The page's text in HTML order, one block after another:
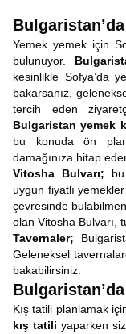
Yemek yemek için
bulunuyor.
kesinlikle Sofya’da
bakarsanız,
tercih eden
Bulgaristan yemek
bu konuda ön
damağınıza hitap
Vitosha Bulvarı;
uygun fiyatlı
çevresinde
olan Vitosha Bulvarı,
Tavernaler;
Geleneksel
bakabilirsiniz.
Bulgaristan’da
Kış tatili planlamak
kış tatili yaparken